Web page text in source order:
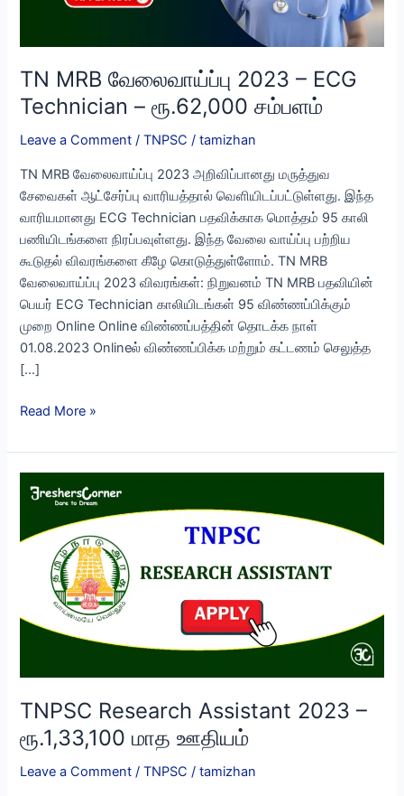
TN MRB வேலைவாய்ப்பு 2023 – ECG
Technician – ரூ.62,000 சம்பளம்
Leave a Comment /TNPSC /tamizhan
TN MRB வேலைவாய்ப்பு 2023 அறிவிப்பானது மருத்துவ
சேவைகள் ஆட்சேர்ப்பு வாரியத்தால் வெளியிடப்பட்டுள்ளது. இந்த
வாரியமானது ECG Technician பதவிக்காக மொத்தம் 95 காலி
பணியிடங்களை நிரப்பவுள்ளது. இந்த வேலை வாய்ப்பு பற்றிய
கூடுதல் விவரங்களை கீழே கொடுத்துள்ளோம். TN MRB
வேலைவாய்ப்பு 2023 விவரங்கள்: நிறுவனம் TN MRB பதவியின்
பெயர் ECG Technician காலியிடங்கள் 95 விண்ணப்பிக்கும்
முறை Online Online விண்ணப்பத்தின் தொடக்க நாள்
01.08.2023 Onlineல் விண்ணப்பிக்க மற்றும் கட்டணம் செலுத்த
[…]
TN
வேலைவாய்ப்பு
2023
Technician
ரூ.62,000
சம்பளம்
Read More »
TNPSC Research Assistant 2023 –
ரூ.1,33,100 மாத ஊதியம்
Leave a Comment /TNPSC /tamizhan